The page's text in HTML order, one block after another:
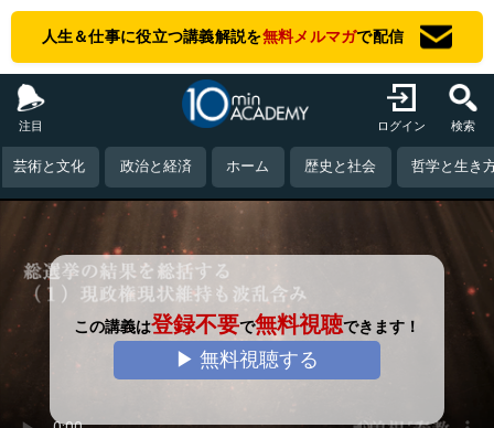
人生＆仕事に役立つ講義解説を無料メルマガで配信
注目 ログイン 検索
芸術と文化 政治と経済 ホーム 歴史と社会 哲学と生き
この講義は登録不要で無料視聴できます！
▶ 無料視聴する